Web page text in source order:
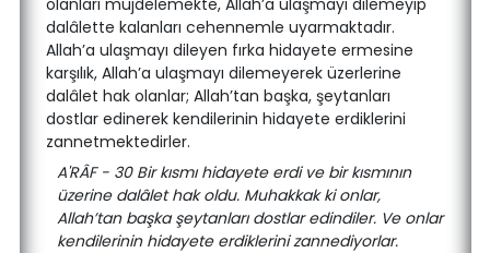
olanları müjdelemekte, Allah’a ulaşmayı dilemeyip
dalâlette kalanları cehennemle uyarmaktadır.
Allah’a ulaşmayı dileyen fırka hidayete ermesine
karşılık, Allah’a ulaşmayı dilemeyerek üzerlerine
dalâlet hak olanlar; Allah’tan başka, şeytanları
dostlar edinerek kendilerinin hidayete erdiklerini
zannetmektedirler.
A'RÂF - 30 Bir kısmı hidayete erdi ve bir kısmının
üzerine dalâlet hak oldu. Muhakkak ki onlar,
Allah’tan başka şeytanları dostlar edindiler. Ve onlar
kendilerinin hidayete erdiklerini zannediyorlar.